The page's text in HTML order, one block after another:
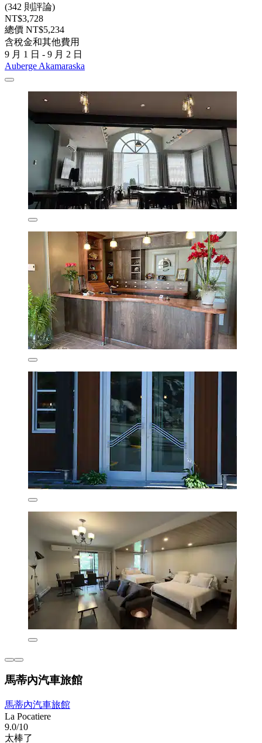
(342 則評論)
NT$3,728
總價 NT$5,234
含稅金和其他費用
9 月 1 日 - 9 月 2 日
Auberge Akamaraska
馬蒂內汽車旅館
馬蒂內汽車旅館
La Pocatiere
9.0/10
太棒了